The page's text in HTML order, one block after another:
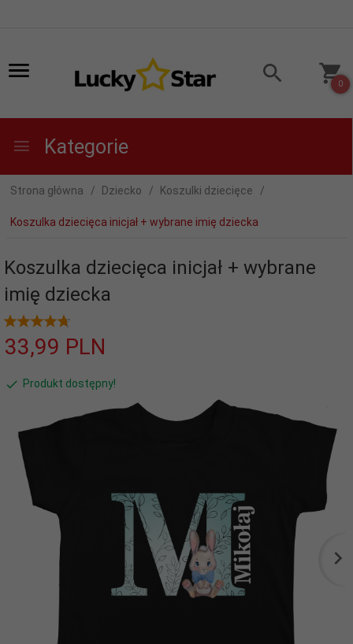
0
Kategorie
Strona główna Dziecko Koszulki dziecięce
Koszulka dziecięca inicjał + wybrane imię dziecka
Koszulka dziecięca inicjał + wybrane
imię dziecka
33,99 PLN
Produkt dostępny!